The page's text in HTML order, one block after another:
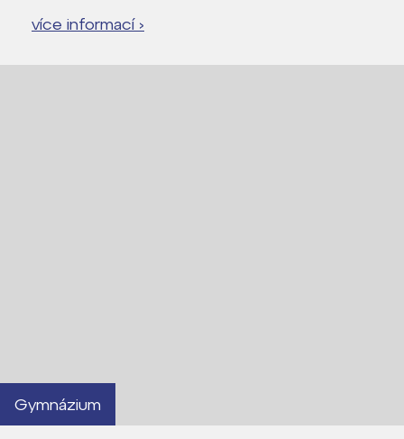
více informací ›
Gymnázium